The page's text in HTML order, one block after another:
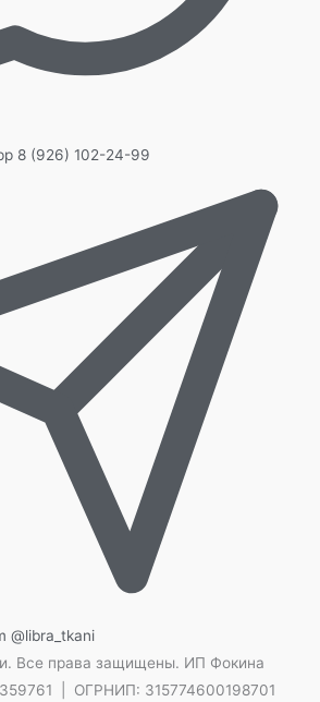
8 (926) 102-24-99
@libra_tkani
Все права защищены. ИП Фокина
| ОГРНИП: 315774600198701